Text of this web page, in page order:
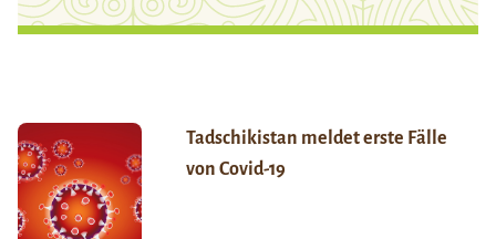
Tadschikistan meldet erste Fälle
von Covid-19